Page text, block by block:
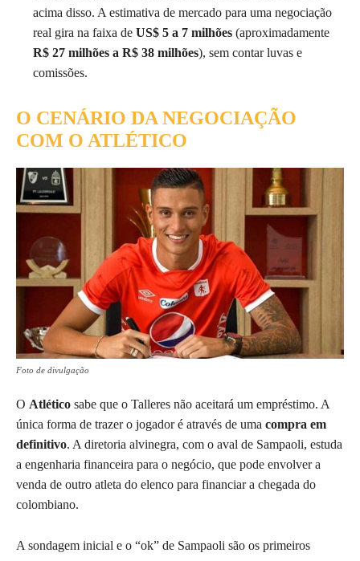
acima disso. A estimativa de mercado para uma negociação
real gira na faixa de US$ 5 a 7 milhões (aproximadamente
R$ 27 milhões a R$ 38 milhões), sem contar luvas e
comissões.
O CENÁRIO DA NEGOCIAÇÃO
COM O ATLÉTICO
Foto de divulgação
O Atlético sabe que o Talleres não aceitará um empréstimo. A
única forma de trazer o jogador é através de uma compra em
definitivo. A diretoria alvinegra, com o aval de Sampaoli, estuda
a engenharia financeira para o negócio, que pode envolver a
venda de outro atleta do elenco para financiar a chegada do
colombiano.
A sondagem inicial e o “ok” de Sampaoli são os primeiros